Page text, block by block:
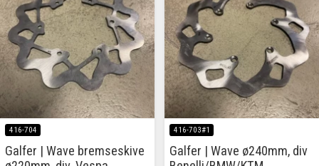
416-704
Galfer | Wave bremseskive
416-703#1
Galfer | Wave ø240mm, div